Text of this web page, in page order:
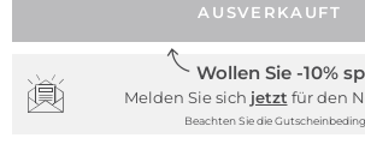
AUSVERKAUFT
Wollen Sie -10%
Melden Sie sich jetzt für den
Beachten Sie die